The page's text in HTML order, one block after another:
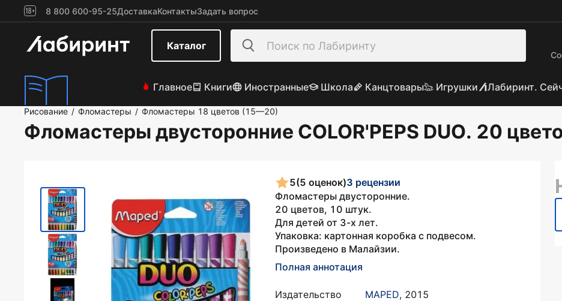
8 800 600-95-25ДоставкаКонтактыЗадать вопрос
Каталог
Главное Книги Иностранные Школа Канцтовары Игрушки Лабиринт.
Рисование / Фломастеры / Фломастеры 18 цветов (15—20)
Фломастеры двусторонние COLOR'PEPS DUO. 20
5(5 оценок)3 рецензии
Фломастеры двусторонние.
20 цветов, 10 штук.
Для детей от 3-х лет.
Упаковка: картонная коробка с подвесом.
Произведено в Малайзии.
Полная аннотация
Издательство MAPED, 2015